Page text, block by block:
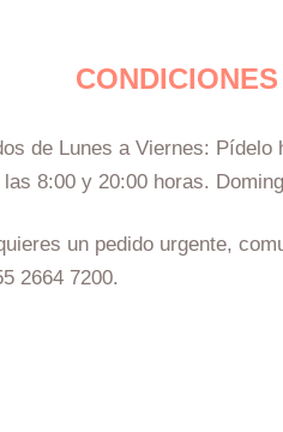
de Lunes a Viernes:
las 8:00 y 20:00 horas.
un pedido urgente,
2664 7200.